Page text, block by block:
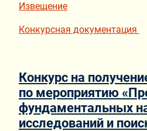
Извещение
Конкурсная документация
Конкурс на
по мероприятию
фундаментальных
исследований и